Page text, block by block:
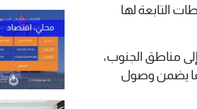
التابعة لها
مناطق الجنوب،
يضمن وصول